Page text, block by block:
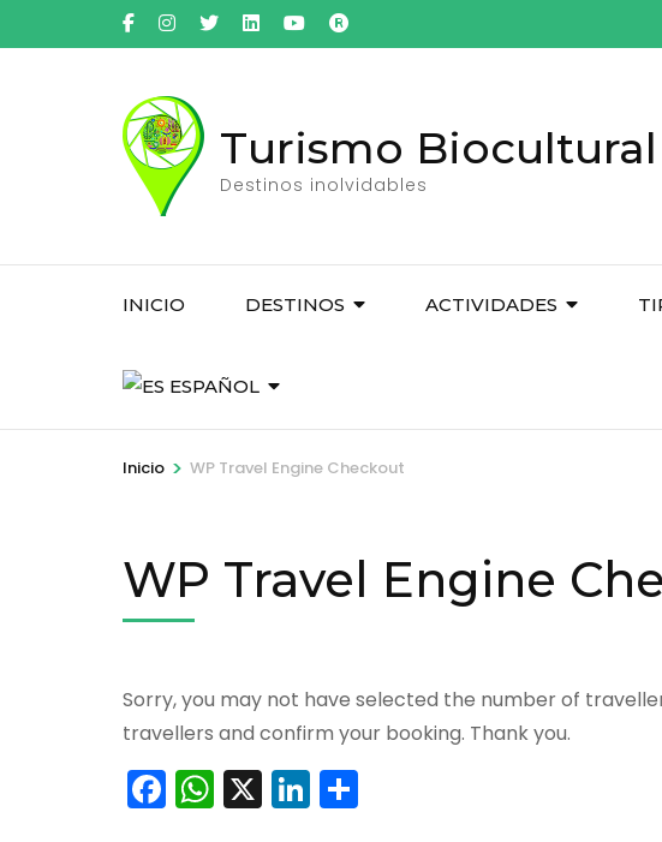
al
Turismo
Destinos inolvidables
INICIO DESTINOS ACTIVIDADES
ESPAÑOL
Inicio > WP Travel Engine Checkout
WP Travel Engine
Sorry, you may not have selected the number of
travellers and confirm your booking. Thank you.
Facebook
WhatsApp
X LinkedIn